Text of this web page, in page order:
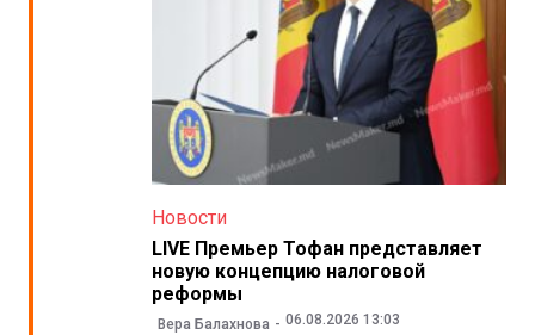
Новости
LIVE Премьер Тофан представляет
новую концепцию налоговой
реформы
Вера Балахнова 06.08.2026 13:03